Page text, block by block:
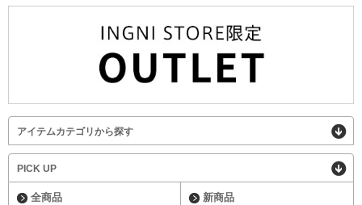
アイテムカテゴリから探す
PICK UP
全商品 新商品